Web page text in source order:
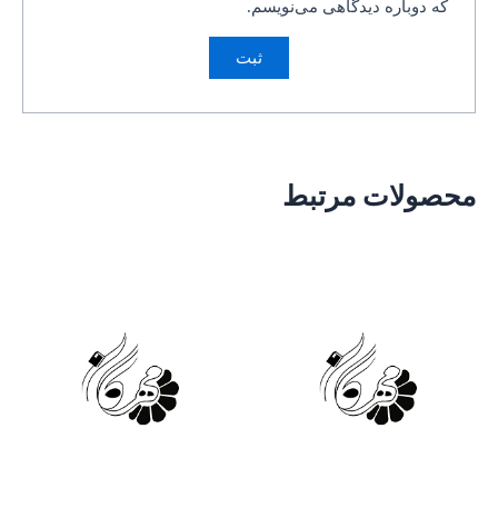
که دوباره دیدگاهی می‌نویسم.
محصولات مرتبط